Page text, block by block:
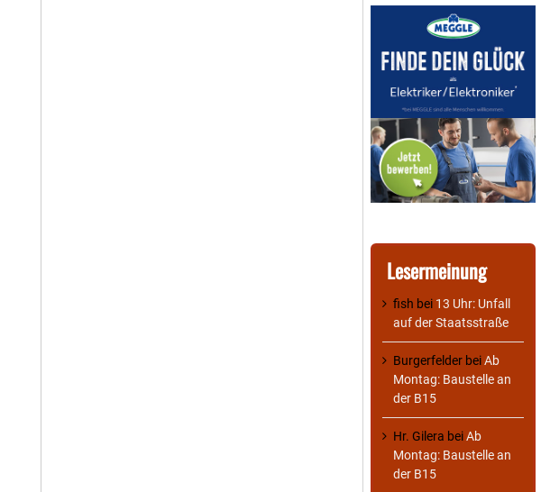
Lesermeinung
fish bei 13 Uhr: Unfall
auf der Staatsstraße
Burgerfelder beiAb
Montag: Baustelle an
der B15
Hr. Gilera beiAb
Montag: Baustelle an
der B15